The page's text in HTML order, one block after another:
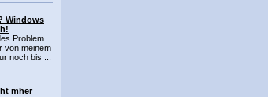
Windows
Problem.
von meinem
noch bis ...
mher